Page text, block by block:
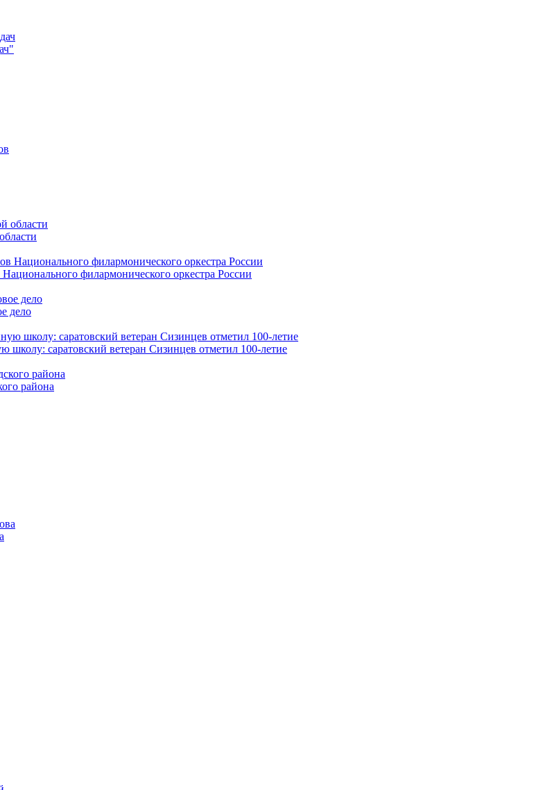
филармонического оркестра России
дело
саратовский ветеран Сизинцев отметил 100-летие
района